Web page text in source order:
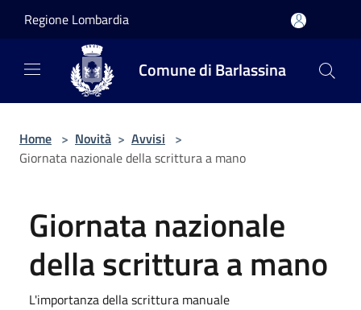
Regione Lombardia
Comune di Barlassina
Home > Novità > Avvisi >
Giornata nazionale della scrittura a mano
Giornata nazionale
della scrittura a mano
L'importanza della scrittura manuale